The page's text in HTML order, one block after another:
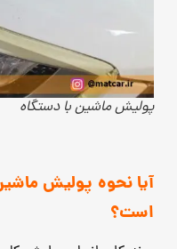
پولیش ماشین با دستگاه
آیا نحوه پولیش
است؟